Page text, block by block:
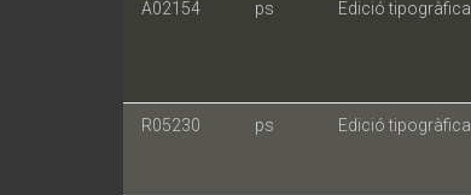
A02154 ps Edició tipogràfica
R05230 ps Edició tipogràfica